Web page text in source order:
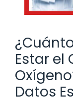
Estar el
Datos